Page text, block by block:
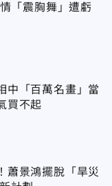
「震胸舞」遭虧
中「百萬名畫」當
買不起
蕭景鴻擺脫「旱災